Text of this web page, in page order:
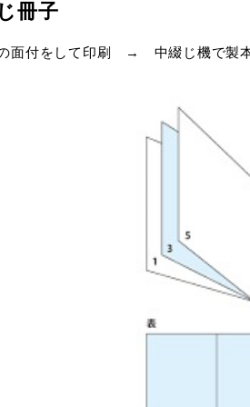
冊子
面付をして印刷 → 中綴じ機で製